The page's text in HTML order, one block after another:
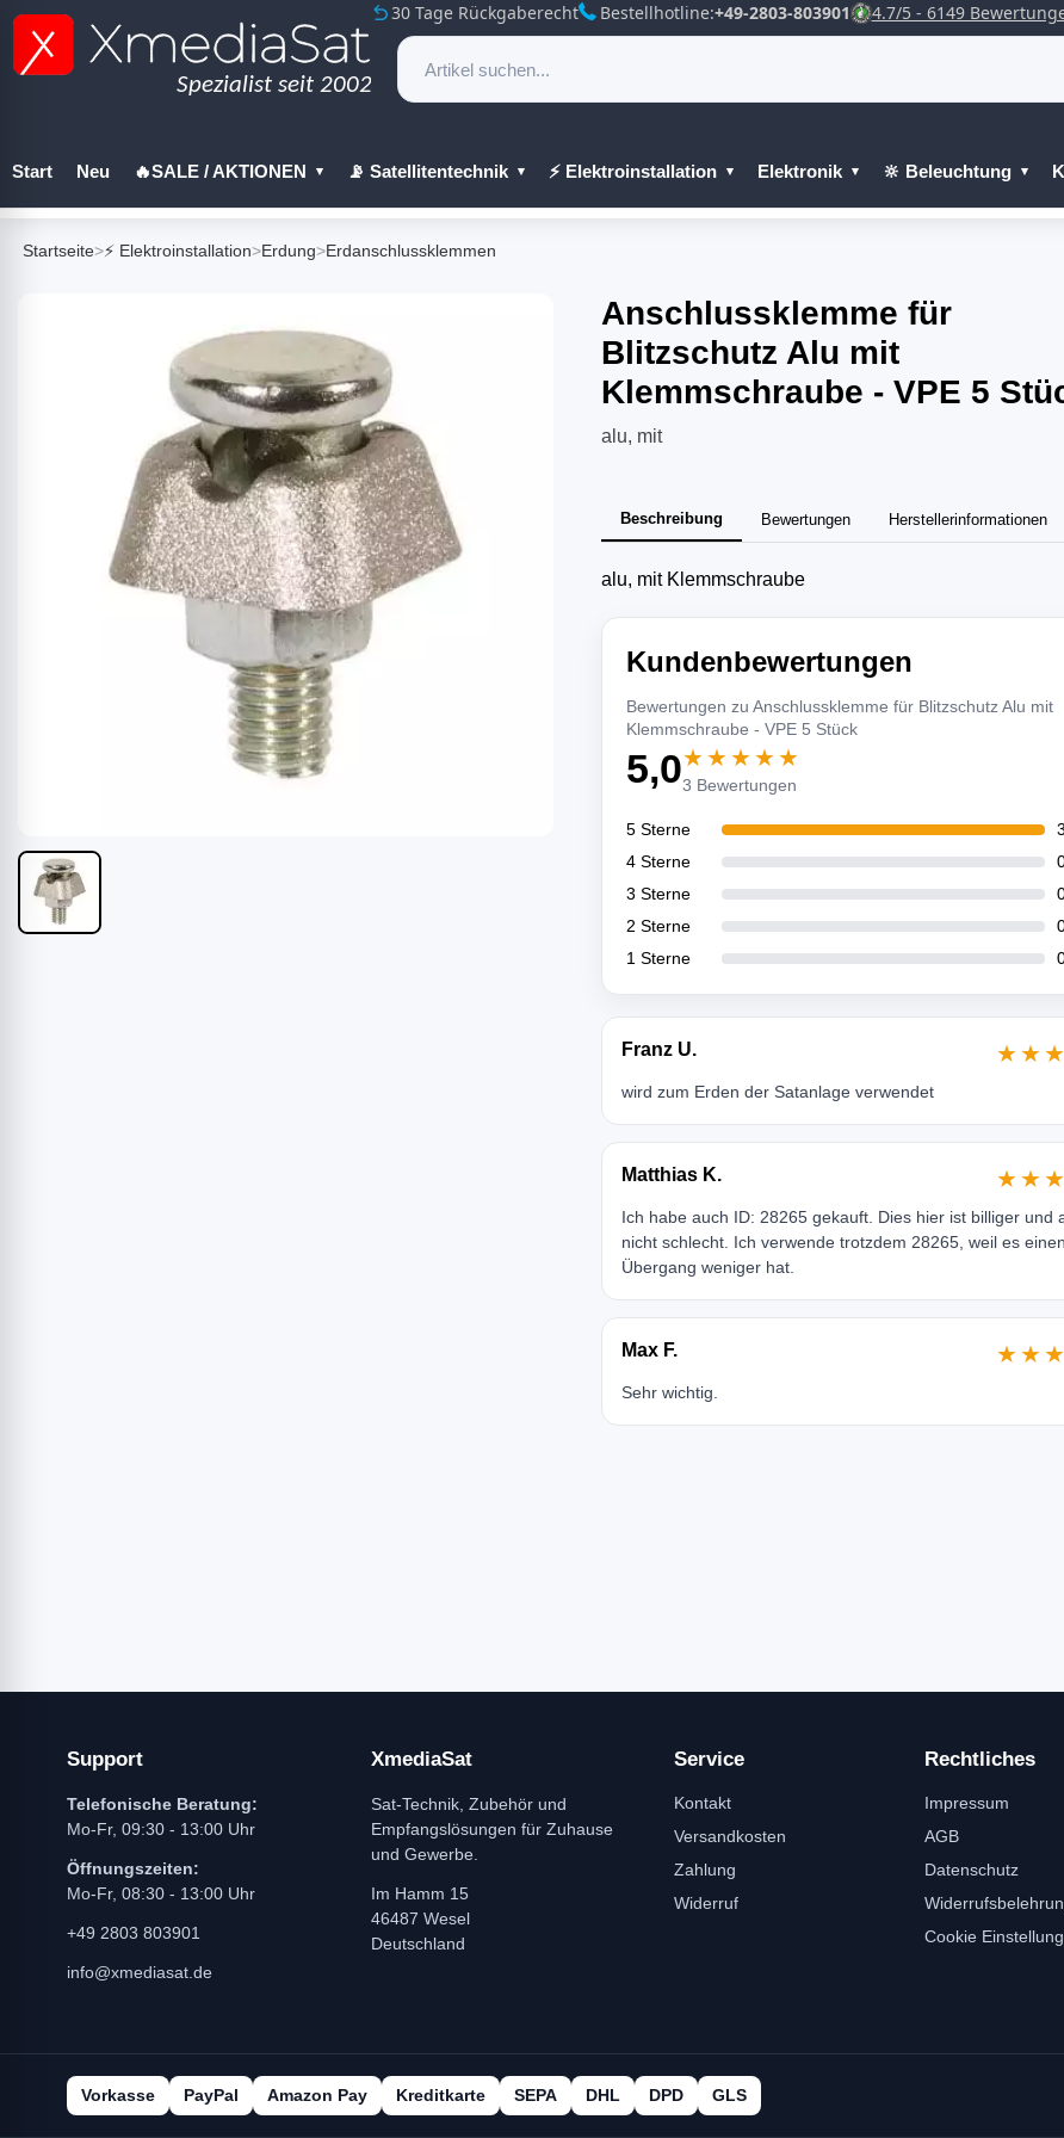
30 Tage Rückgaberecht Bestellhotline:+49-2803-803901 4.7/5 - 6149
Start Neu 🔥SALE / AKTIONEN 📡 Satellitentechnik ⚡ Elektroinstallation Elektronik 🔆 Beleuchtung
🔧 Werkzeug
Startseite>⚡ Elektroinstallation>Erdung>Erdanschlussklemmen
Anschlussklemme für
Blitzschutz Alu mit
Klemmschraube - VPE 5
alu, mit
Beschreibung Bewertungen Herstellerinformationen
alu, mit Klemmschraube
Kundenbewertungen
Bewertungen zu Anschlussklemme für Blitzschutz Alu mit
Klemmschraube - VPE 5 Stück
5,0★★★★★
3 Bewertungen
5 Sterne
3
4 Sterne
3 Sterne
2 Sterne
1 Sterne
Franz U.
wird zum Erden der Satanlage verwendet
Matthias K.
Ich habe auch ID: 28265 gekauft. Dies hier ist billiger und
nicht schlecht. Ich verwende trotzdem 28265, weil es einen
Übergang weniger hat.
Max F.
Sehr wichtig.
Support
Telefonische Beratung:
Mo-Fr, 09:30 - 13:00 Uhr
Öffnungszeiten:
Mo-Fr, 08:30 - 13:00 Uhr
+49 2803 803901
info@xmediasat.de
XmediaSat
Sat-Technik, Zubehör und
Empfangslösungen für Zuhause
und Gewerbe.
Im Hamm 15
46487 Wesel
Deutschland
Service
Kontakt
Versandkosten
Zahlung
Widerruf
Rechtliches
Impressum
AGB
Datenschutz
Cookie
Vorkasse PayPal Amazon Pay Kreditkarte SEPA DHL DPD GLS